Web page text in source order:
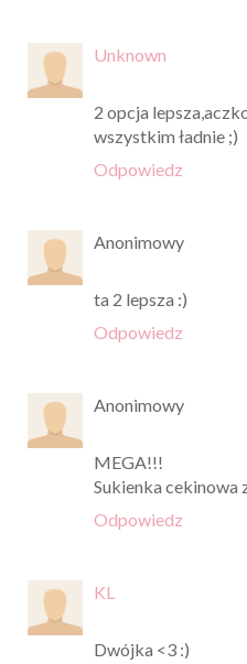
Unknown
2 opcja
wszystkim ładnie ;)
Odpowiedz
Anonimowy
ta 2 lepsza :)
Odpowiedz
Anonimowy
MEGA!!!
Sukienka cekinowa
Odpowiedz
KL
Dwójka <3 :)